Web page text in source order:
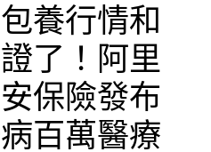
養行情和
了！阿里
保險發布
百萬醫療